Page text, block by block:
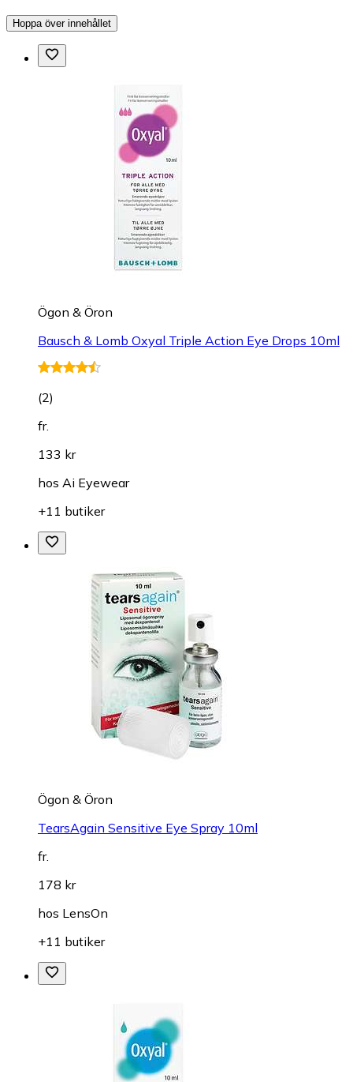
Hoppa över innehållet
Ögon & Öron
Bausch & Lomb Oxyal Triple Action Eye Drops 10ml
(2)
fr.
133 kr
hos Ai Eyewear
+11 butiker
Ögon & Öron
TearsAgain Sensitive Eye Spray 10ml
fr.
178 kr
hos LensOn
+11 butiker